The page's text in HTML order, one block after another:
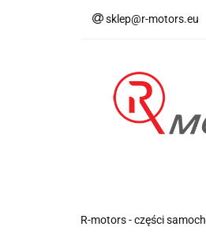
sklep@r-motors.eu
R-motors - części